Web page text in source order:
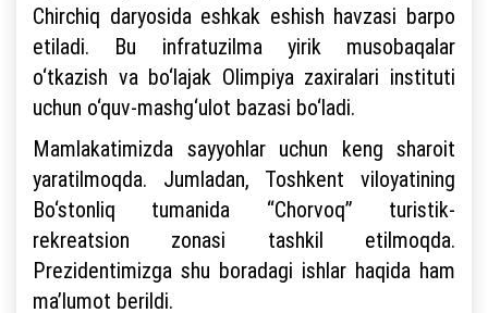
Chirchiq daryosida eshkak eshish havzasi barpo
etiladi. Bu infratuzilma yirik musobaqalar
o‘tkazish va bo‘lajak Olimpiya zaxiralari instituti
uchun o‘quv-mashg‘ulot bazasi bo‘ladi.
Mamlakatimizda sayyohlar uchun keng sharoit
yaratilmoqda. Jumladan, Toshkent viloyatining
Bo‘stonliq tumanida “Chorvoq” turistik-
rekreatsion zonasi tashkil etilmoqda.
Prezidentimizga shu boradagi ishlar haqida ham
ma’lumot berildi.